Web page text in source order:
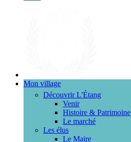
Mon village
Découvrir L'Étang
Venir
Histoire & Patrimoine
Le marché
Les élus
Le Maire